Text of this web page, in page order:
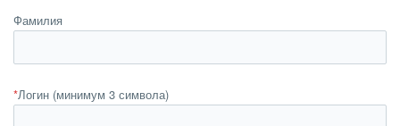
Фамилия
*Логин (минимум 3 символа)